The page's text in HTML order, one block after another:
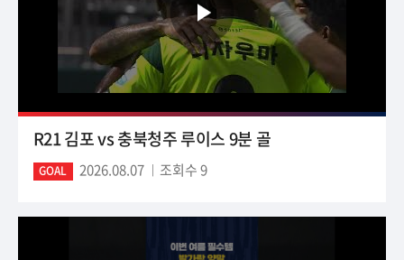
R21 김포 vs 충북청주 루이스 9분 골
GOAL 2026.08.07 조회수 9